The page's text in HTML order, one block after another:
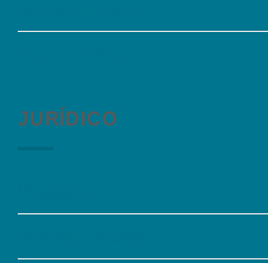
JURÍDICO